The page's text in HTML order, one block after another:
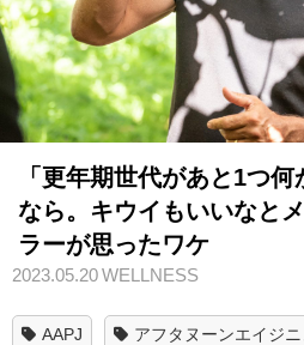
「更年期世代があと1つ何
なら。キウイもいいなと
ラーが思ったワケ
2023.05.20WELLNESS
AAPJ アフタヌーンエイジニ